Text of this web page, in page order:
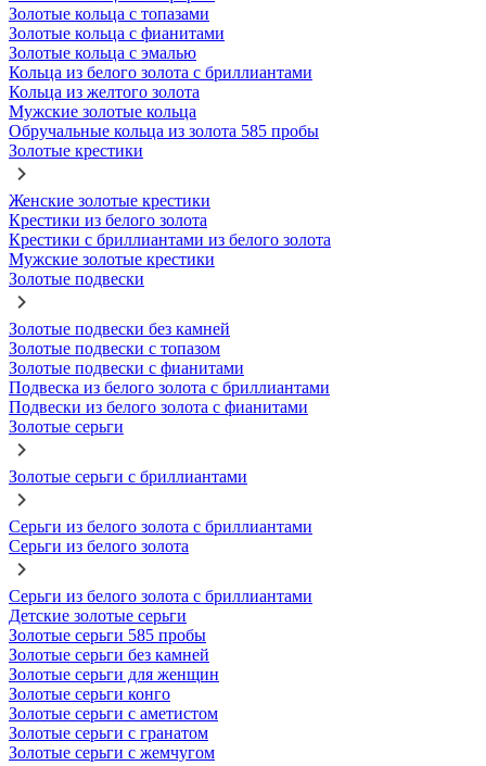
Золотые кольца с топазами
Золотые кольца с фианитами
Золотые кольца с эмалью
Кольца из белого золота с бриллиантами
Кольца из желтого золота
Мужские золотые кольца
Обручальные кольца из золота 585 пробы
Золотые крестики
Женские золотые крестики
Крестики из белого золота
Крестики с бриллиантами из белого золота
Мужские золотые крестики
Золотые подвески
Золотые подвески без камней
Золотые подвески с топазом
Золотые подвески с фианитами
Подвеска из белого золота с бриллиантами
Подвески из белого золота с фианитами
Золотые серьги
Золотые серьги с бриллиантами
Серьги из белого золота с бриллиантами
Серьги из белого золота
Серьги из белого золота с бриллиантами
Детские золотые серьги
Золотые серьги 585 пробы
Золотые серьги без камней
Золотые серьги для женщин
Золотые серьги конго
Золотые серьги с аметистом
Золотые серьги с гранатом
Золотые серьги с жемчугом